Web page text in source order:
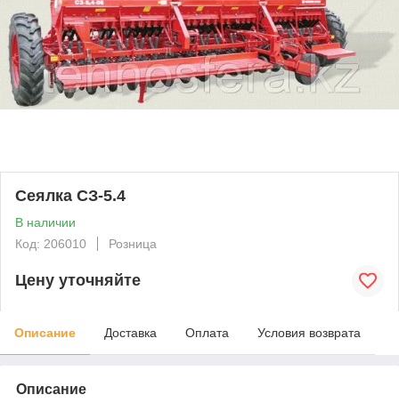
Сеялка СЗ-5.4
В наличии
Код: 206010
Розница
Цену уточняйте
Описание Доставка Оплата Условия возврата
Описание